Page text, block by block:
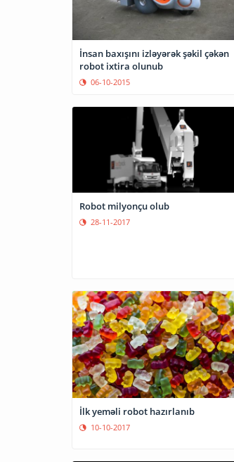
İnsan baxışını izləyərək şəkil çəkən
robot ixtira olunub
06-10-2015
Robot milyonçu olub
28-11-2017
İlk yeməli robot hazırlanıb
10-10-2017